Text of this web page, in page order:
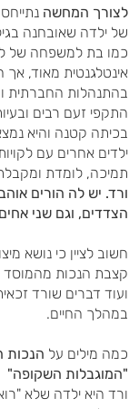
לצורך המחשה
כמו בת למשפחה של
אינטלגנטית מאוד, אך
בהתנהלות החברתית
התקפי זעם רבים
בכיתה קטנה והיא
ילדים אחרים עם
תמיכה, לומדת
ורד. יש לה הורים
הצדדים, וגם שני אחים בגיל
חשוב לציין כי נושא
קצבת הנכות מהמוסד
ועוד דברים שורד
במהלך החיים.
כמה מילים על הנכות
"המוגבלות השקופה"
ורד היא ילדה שלא